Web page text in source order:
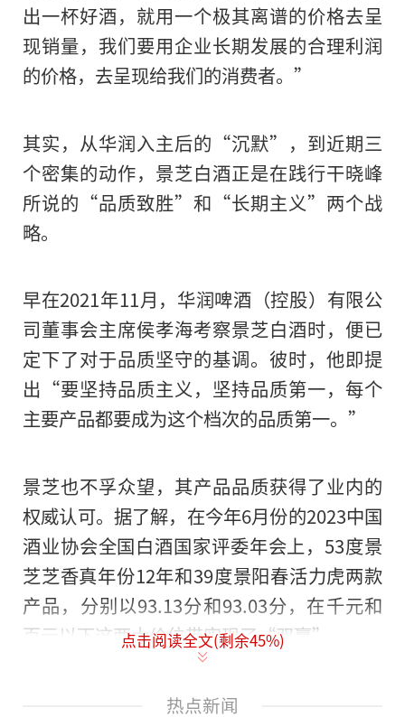
出一杯好酒，就用一个极其离谱的价格去呈
现销量，我们要用企业长期发展的合理利润
的价格，去呈现给我们的消费者。”
其实，从华润入主后的“沉默”，到近期三
个密集的动作，景芝白酒正是在践行干晓峰
所说的“品质致胜”和“长期主义”两个战
略。
早在2021年11月，华润啤酒（控股）有限公
司董事会主席侯孝海考察景芝白酒时，便已
定下了对于品质坚守的基调。彼时，他即提
出“要坚持品质主义，坚持品质第一，每个
主要产品都要成为这个档次的品质第一。”
景芝也不孚众望，其产品品质获得了业内的
权威认可。据了解，在今年6月份的2023中国
酒业协会全国白酒国家评委年会上，53度景
芝芝香真年份12年和39度景阳春活力虎两款
产品，分别以93.13分和93.03分，在千元和
百元以下这两大价位带实现了“双赢”。
这个成绩的取得，是因为景芝真正做到了一
点击阅读全文(剩余45%)
热点新闻